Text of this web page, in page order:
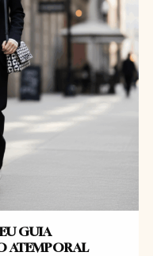
GUIA
ATEMPORAL